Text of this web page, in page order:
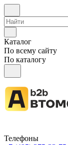
Каталог
По всему сайту
По каталогу
Телефоны